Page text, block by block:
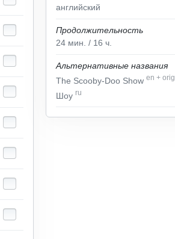
английский
Продолжительность
24 мин. / 16 ч.
Альтернативные названия
The Scooby-Doo Show en + orig
Шоу ru